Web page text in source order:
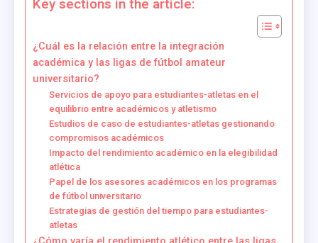
Key sections in the article:
¿Cuál es la relación entre la integración
académica y las ligas de fútbol amateur
universitario?
Servicios de apoyo para estudiantes-atletas en el
equilibrio entre académicos y atletismo
Estudios de caso de estudiantes-atletas gestionando
compromisos académicos
Impacto del rendimiento académico en la elegibilidad
atlética
Papel de los asesores académicos en los programas
de fútbol universitario
Estrategias de gestión del tiempo para estudiantes-
atletas